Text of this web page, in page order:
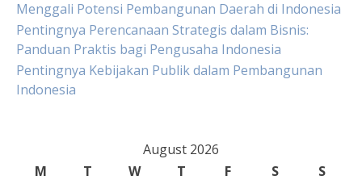
Menggali Potensi Pembangunan Daerah di Indonesia
Pentingnya Perencanaan Strategis dalam Bisnis:
Panduan Praktis bagi Pengusaha Indonesia
Pentingnya Kebijakan Publik dalam Pembangunan
Indonesia
August 2026
M
T W T F S
S